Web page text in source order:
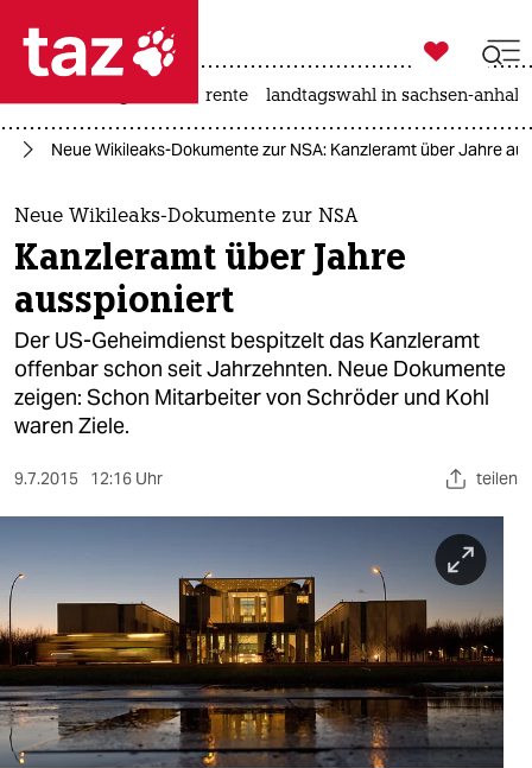
 taz zahl ich
taz zahl ich
themen
politik
öko
gesellschaft
kultur
sport
nord
wahrheit
verlag
verlag

taz zahl ich
rente landtagswahl in sachsen-anhalt
Neue Wikileaks-Dokumente zur NSA: Kanzleramt über Jahre
Neue Wikileaks-Dokumente zur NSA
Kanzleramt über Jahre
ausspioniert
Der US-Geheimdienst bespitzelt das Kanzleramt
offenbar schon seit Jahrzehnten. Neue Dokumente
zeigen: Schon Mitarbeiter von Schröder und Kohl
waren Ziele.
9.7.2015 12:16 Uhr teilen